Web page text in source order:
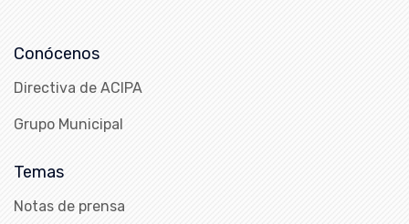
Conócenos
Directiva de ACIPA
Grupo Municipal
Temas
Notas de prensa